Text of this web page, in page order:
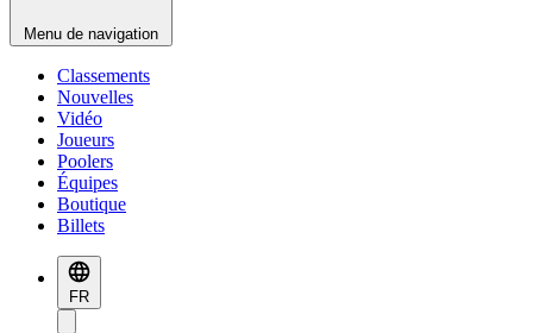
Menu de navigation
Classements
Nouvelles
Vidéo
Joueurs
Poolers
Équipes
Boutique
Billets
FR